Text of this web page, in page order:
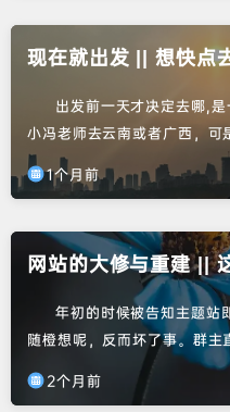
帮舍友搬出去后也趁热打铁把
现在就出发 || 想快点
出发前一天才决定去哪,
小冯老师去云南或者广西，可
看去只有北方天气好点，要
块看海，大海！一直想去海
很好。本来看攻略，搞穷游
台，哎哟哦，合计了一下也太
1个月前
网站的大修与重建 ||
年初的时候被告知主题站
随橙想呢，反而坏了事。群
进不来，非常被动。然而临
时间弄，只能临时弄了个开
2个月前